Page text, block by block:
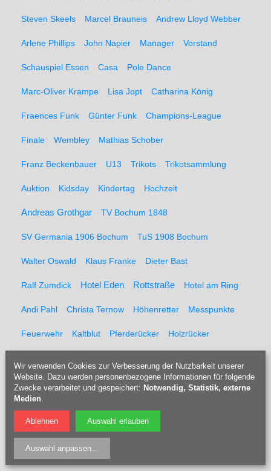
Steven Skeels Marcel Brauneis Andrew Lloyd Webber
Arlene Phillips John Napier Manager Vorstand
Schauspiel Essen Casa Pole Dance
Marc-Oliver Krampe Lisa Jopt Catharina König
Fraences Funk Günter Funk Champions-League
Finale Wembley Mathias Schober
Franz Beckenbauer U13 Trikots Trikotsammlung
Auktion Kidsday Kindertag Hochzeit
Andreas Grothgar TV Bochum 1848
SV Germania 1906 Bochum TuS 1908 Bochum
Walter Oswald Klaus Franke Dieter Bast
Ralf Zumdick Hotel Eden Rottstraße Hotel am Ring
Andi Pahl Christa Ternow Höhenretter Messpunkte
Feuerwehr Kaltblut Pferderücker Holzrücker
Tippelsberg Jubiläumsfeier Solidaritätsfest
Bücherei Kaberettist Flötenbau
Doris Kulossa
Wir verwenden Cookies zur Verbesserung der Nutzbarkeit unserer
Website. Dazu werden personenbezogene Informationen für folgende
Zwecke verarbeitet und gespeichert: Notwendig, Statistik, externe
Medien.
Ablehnen Auswahl erlauben
Auswahl anpassen...